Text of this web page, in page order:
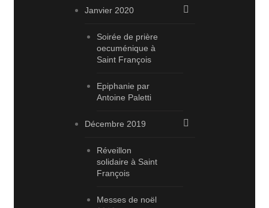
Janvier 2020
Soirée de prière
oecuménique à
Saint François
Epiphanie par
Antoine Paletti
Décembre 2019
Réveillon
solidaire à Saint
François
Messes de noël